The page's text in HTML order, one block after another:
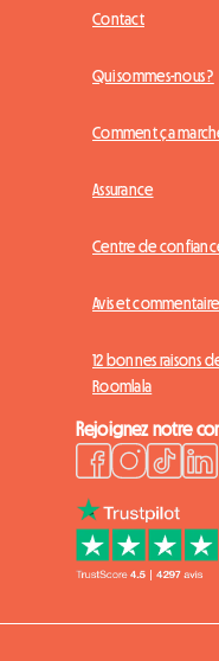
Contact
Qui sommes-nous ?
Comment ça
Assurance
Centre de
Avis et
12 bonnes raisons
Roomlala
Rejoignez notre